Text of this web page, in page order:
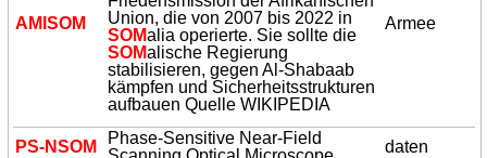
AMISOM
Union, die von 2007 bis 2022 in
SOMalia operierte. Sie sollte die
SOMalische Regierung
stabilisieren, gegen Al‑Shabaab
kämpfen und Sicherheitsstrukturen
aufbauen Quelle WIKIPEDIA
Armee
PS-NSOM
Phase-Sensitive Near-Field
daten